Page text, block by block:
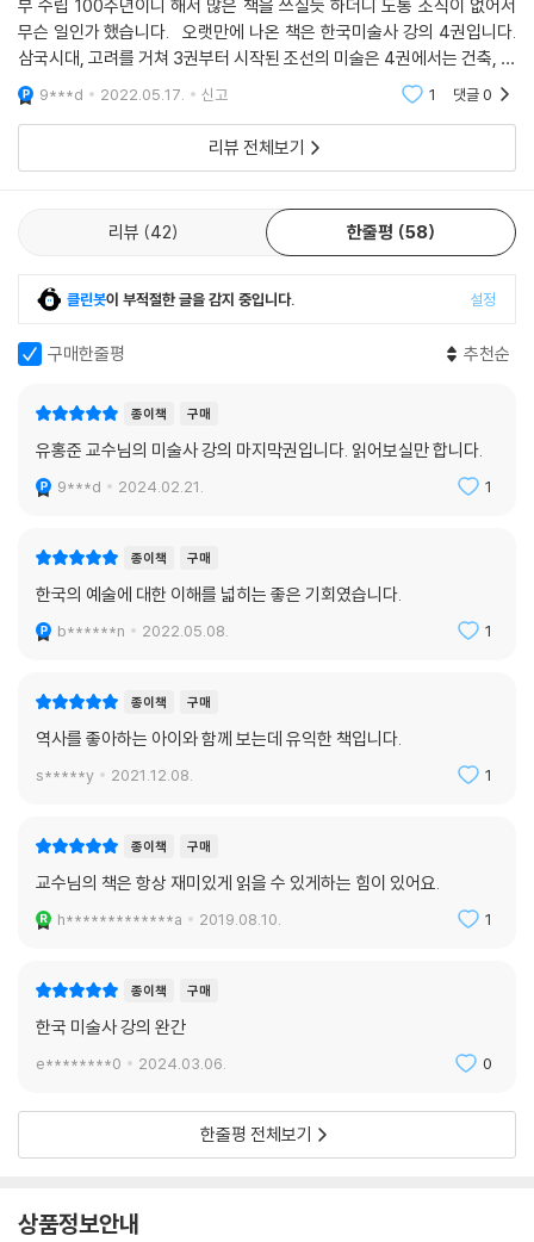
부 수립 100주년이니 해서 많은 책을 쓰실듯 하더니 도통 소식이 없어서
무슨 일인가 했습니다. 오랫만에 나온 책은 한국미술사 강의 4권입니다.
삼국시대, 고려를 거쳐 3권부터 시작된 조선의 미술은 4권에서는 건축, 불
교미술, 능묘와 민속미술입니다. 아무래도 유홍준 교수님의 평소 입담 좋
은 일반인들을 위
9***d 2022.05.17. 신고 1 댓글0
리뷰 전체보기
리뷰 42 한줄평 58
클린봇이 부적절한 글을 감지 중입니다. 설정
구매한줄평 추천순
종이책 구매
유홍준 교수님의 미술사 강의 마지막권입니다. 읽어보실만 합니다.
9***d 2024.02.21. 1
종이책 구매
한국의 예술에 대한 이해를 넓히는 좋은 기회였습니다.
b******n 2022.05.08. 1
종이책 구매
역사를 좋아하는 아이와 함께 보는데 유익한 책입니다.
s*****y 2021.12.08. 1
종이책 구매
교수님의 책은 항상 재미있게 읽을 수 있게하는 힘이 있어요.
h*************a 2019.08.10. 1
종이책 구매
한국 미술사 강의 완간
e********0 2024.03.06. 0
한줄평 전체보기
상품정보안내